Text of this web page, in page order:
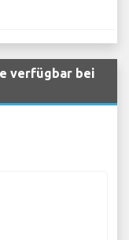
verfügbar bei